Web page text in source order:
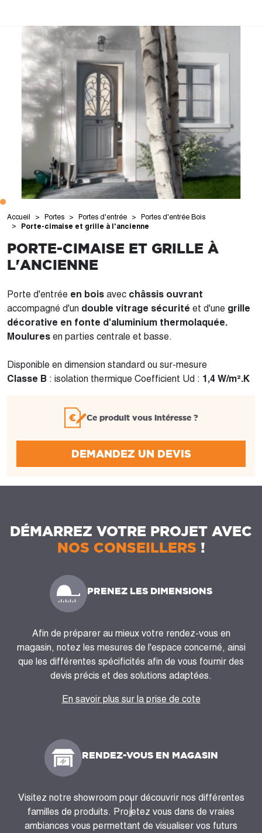
Accueil Portes Portes d'entrée Portes d'entrée Bois
Porte-cimaise et grille à l'ancienne
PORTE-CIMAISE ET GRILLE À
L'ANCIENNE
Porte d'entrée en bois avec châssis ouvrant
accompagné d'un double vitrage sécurité et d'une grille
décorative en fonte d'aluminium thermolaquée.
Moulures en parties centrale et basse.
Disponible en dimension standard ou sur-mesure
Classe B : isolation thermique Coefficient Ud : 1,4 W/m².K
Ce produit vous intéresse ?
DEMANDEZ UN DEVIS
DÉMARREZ VOTRE PROJET AVEC
NOS CONSEILLERS !
PRENEZ LES DIMENSIONS
Afin de préparer au mieux votre rendez-vous en
magasin, notez les mesures de l'espace concerné, ainsi
que les différentes spécificités afin de vous fournir des
devis précis et des solutions adaptées.
En savoir plus sur la prise de cote
RENDEZ-VOUS EN MAGASIN
Visitez notre showroom pour découvrir nos différentes
familles de produits. Projetez vous dans de vraies
ambiances vous permettant de visualiser vos futurs